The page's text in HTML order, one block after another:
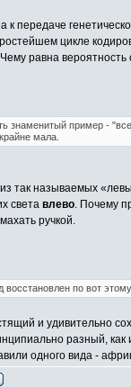
к передаче
цикле
равна
знаменитый пример -
мала.
из так называемых
света влево. Почему
ручкой.
восстановлен по вот
и удивительно
разный,
одного вида -